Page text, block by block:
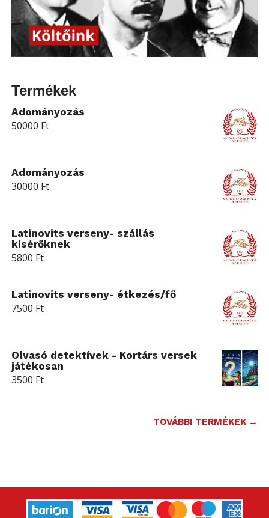
Termékek
Adományozás
50000 Ft
Adományozás
30000 Ft
Latinovits verseny- szállás
kísérőknek
5800 Ft
Latinovits verseny- étkezés/fő
7500 Ft
Olvasó detektívek - Kortárs versek
játékosan
3500 Ft
TOVÁBBI TERMÉKEK →